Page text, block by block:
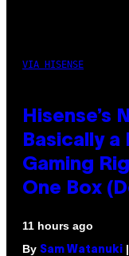
VIA HISENSE
Hisense’s
Basically
Gaming
One Box
11 hours ago
By Sam Watanuki